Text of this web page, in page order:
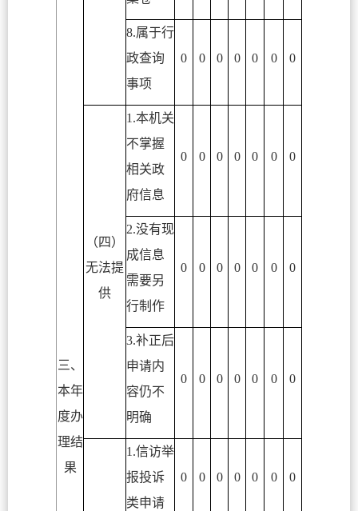
三、
本年
度办
理结
果
8.属于行
政查询
事项
0 0 0 0 0 0 0
（四）
无法提
供
1.本机关
不掌握
相关政
府信息
0 0 0 0 0 0 0
2.没有现
成信息
需要另
行制作
0 0 0 0 0 0 0
3.补正后
申请内
容仍不
明确
0 0 0 0 0 0 0
1.信访举
报投诉
类申请
0 0 0 0 0 0 0